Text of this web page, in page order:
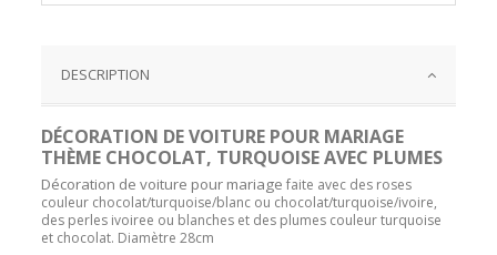
DESCRIPTION
DÉCORATION DE VOITURE POUR MARIAGE
THÈME CHOCOLAT, TURQUOISE AVEC PLUMES
Décoration de voiture pour mariagefaite avec des roses
couleur chocolat/turquoise/blanc ou chocolat/turquoise/ivoire,
des perles ivoiree ou blanches et des plumes couleur turquoise
et chocolat. Diamètre 28cm